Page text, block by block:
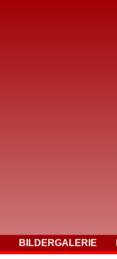
BILDERGALERIE